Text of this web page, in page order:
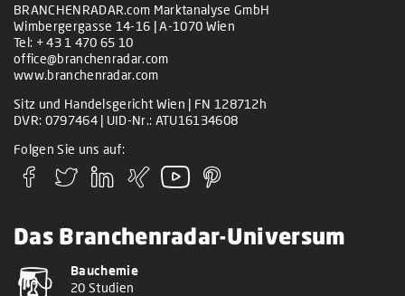
BRANCHENRADAR.com Marktanalyse GmbH
Wimbergergasse 14-16 | A-1070 Wien
Tel: + 43 1 470 65 10
office@branchenradar.com
www.branchenradar.com
Sitz und Handelsgericht Wien | FN 128712h
DVR: 0797464 | UID-Nr.: ATU16134608
Folgen Sie uns auf:
Das Branchenradar-Universum
Bauchemie
20 Studien